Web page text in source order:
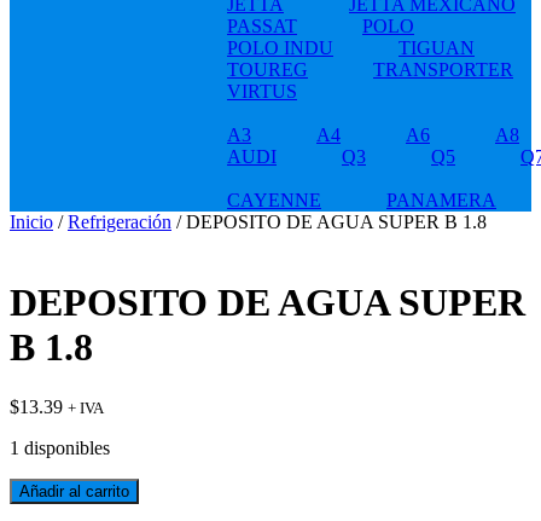
JETTA
JETTA MEXICANO
PASSAT
POLO
POLO INDU
TIGUAN
TOUREG
TRANSPORTER
VIRTUS
A3 A4 A6
A8
AUDI
Q3 Q5
CAYENNE
PANAMERA
Inicio /Refrigeración / DEPOSITO DE AGUA SUPER B 1.8
DEPOSITO DE AGUA SUPER
B 1.8
$13.39 + IVA
1 disponibles
DEPOSITO
DE
Añadir al carrito